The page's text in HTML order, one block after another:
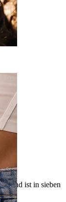
und ist in sieben